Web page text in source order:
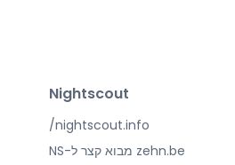
Nightscout
nightscout.info/
zehn.be מבוא קצר ל-NS